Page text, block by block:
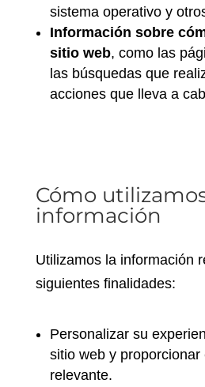
sistema operativo y
Información sobre
sitio web, como las
las búsquedas que
acciones que lleva a
Cómo
información
Utilizamos la información
siguientes finalidades:
Personalizar su
sitio web y proporcionar
relevante.